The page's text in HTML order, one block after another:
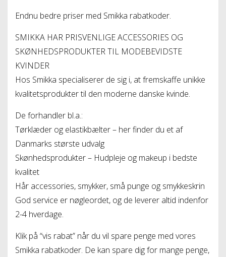
Endnu bedre priser med Smikka rabatkoder.
SMIKKA HAR PRISVENLIGE ACCESSORIES OG
SKØNHEDSPRODUKTER TIL MODEBEVIDSTE
KVINDER
Hos Smikka specialiserer de sig i, at fremskaffe unikke
kvalitetsprodukter til den moderne danske kvinde.
De forhandler bl.a.:
Tørklæder og elastikbælter – her finder du et af
Danmarks største udvalg
Skønhedsprodukter – Hudpleje og makeup i bedste
kvalitet
Hår accessories, smykker, små punge og smykkeskrin
God service er nøgleordet, og de leverer altid indenfor
2-4 hverdage.
Klik på “vis rabat” når du vil spare penge med vores
Smikka rabatkoder. De kan spare dig for mange penge,